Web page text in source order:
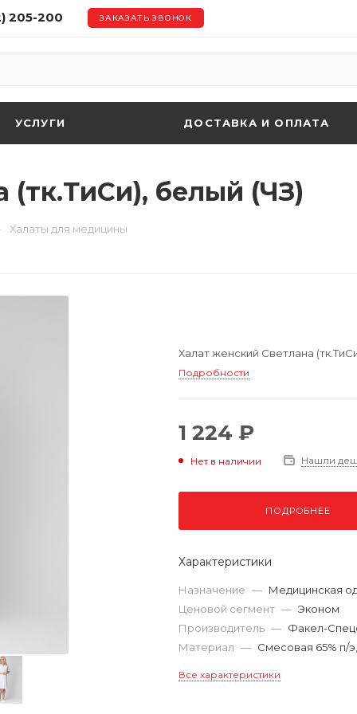
205-200 ЗАКАЗАТЬ ЗВОНОК
УСЛУГИ ДОСТАВКА И ОПЛАТА
(тк.ТиСи), белый (ЧЗ)
Халаты для медицины
Халат женский Светлана
Подробности
1 224 ₽
Нет в наличии Нашли
ПОДРОБНЕЕ
Характеристики
Назначение — Медицинская
Ценовой сегмент — Эконом
Производитель — Факел-
Материал — Смесовая 65% п/
Все характеристики